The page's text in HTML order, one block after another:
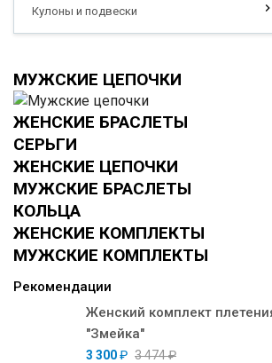
Кулоны и подвески
МУЖСКИЕ ЦЕПОЧКИ
ЖЕНСКИЕ БРАСЛЕТЫ
СЕРЬГИ
ЖЕНСКИЕ ЦЕПОЧКИ
МУЖСКИЕ БРАСЛЕТЫ
КОЛЬЦА
ЖЕНСКИЕ КОМПЛЕКТЫ
МУЖСКИЕ КОМПЛЕКТЫ
Рекомендации
Женский комплект
"Змейка"
3 300₽ 3 474₽